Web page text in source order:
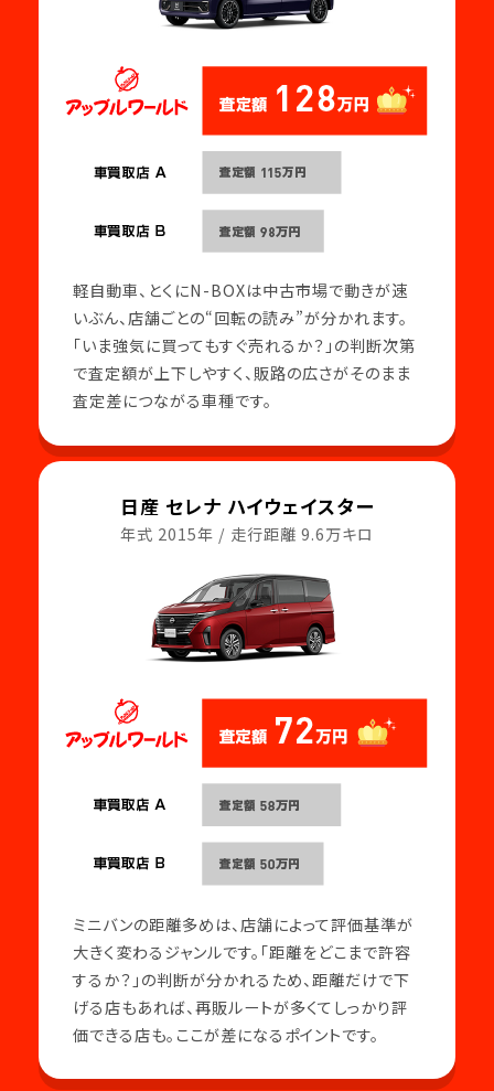
軽自動車、とくにN-BOXは中古市場で動きが速
いぶん、店舗ごとの“回転の読み”が分かれます。
「いま強気に買ってもすぐ売れるか？」の判断次第
で査定額が上下しやすく、販路の広さがそのまま
査定差につながる車種です。
日産 セレナ ハイウェイスター
年式 2015年 / 走行距離 9.6万キロ
ミニバンの距離多めは、店舗によって評価基準が
大きく変わるジャンルです。「距離をどこまで許容
するか？」の判断が分かれるため、距離だけで下
げる店もあれば、再販ルートが多くてしっかり評
価できる店も。ここが差になるポイントです。